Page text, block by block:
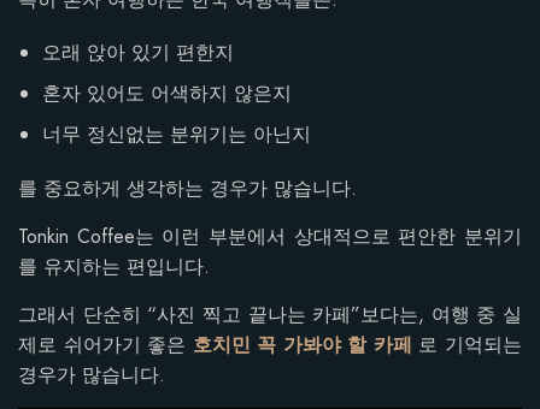
오래 앉아 있기 편한지
혼자 있어도 어색하지 않은지
너무 정신없는 분위기는 아닌지
를 중요하게 생각하는 경우가 많습니다.
Tonkin Coffee는 이런 부분에서 상대적으로 편안한 분위기
를 유지하는 편입니다.
그래서 단순히 “사진 찍고 끝나는 카페”보다는, 여행 중 실
제로 쉬어가기 좋은 호치민 꼭 가봐야 할 카페 로 기억되는
경우가 많습니다.